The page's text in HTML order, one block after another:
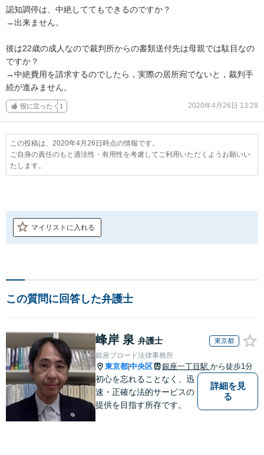
認知調停は、中絶しててもできるのですか？
→出来ません。
彼は22歳の成人なので裁判所からの書類送付先は母親では駄目なの
ですか？
→中絶費用を請求するのでしたら，実際の居所宛でないと，裁判手
続が進みません。
役に立った 1 2020年4月26日 13:28
この投稿は、2020年4月26日時点の情報です。
ご自身の責任のもと適法性・有用性を考慮してご利用いただくようお願いい
たします。
マイリストに入れる
この質問に回答した弁護士
峰岸 泉 弁護士 東京都
銀座ブロード法律事務所
東京都 中央区 銀座一丁目駅 から徒歩1分
初心を忘れることなく、迅
速・正確な法的サービスの
提供を目指す所存です。
詳細を見
る